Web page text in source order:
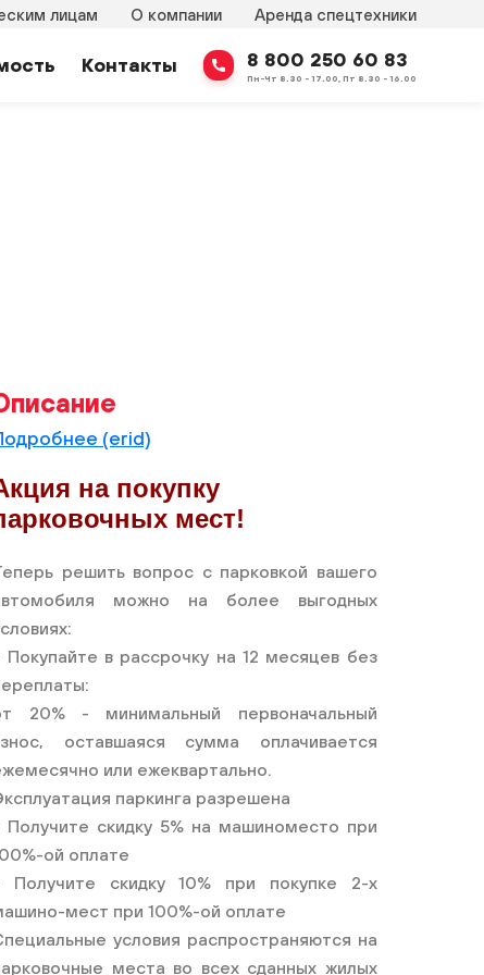
лицам О компании Аренда спецтехники
Контакты 8 800 250 60 83
Пн-Чт 8.30 - 17.00, Пт 8.30 - 16.00
(erid)
на покупку
мест!
решить вопрос с парковкой вашего
можно на более выгодных
Покупайте в рассрочку на 12 месяцев без
20% - минимальный первоначальный
оставшаяся сумма оплачивается
или ежеквартально.
паркинга разрешена
Получите скидку 5% на машиноместо при
ой оплате
Получите скидку 10% при покупке 2-х
мест при 100%-ой оплате
условия распространяются на
места во всех сданных жилых